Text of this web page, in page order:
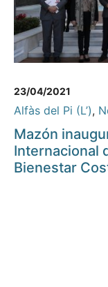
23/04/2021
Alfàs del Pi (L’),
Mazón
Internacional
Bienestar